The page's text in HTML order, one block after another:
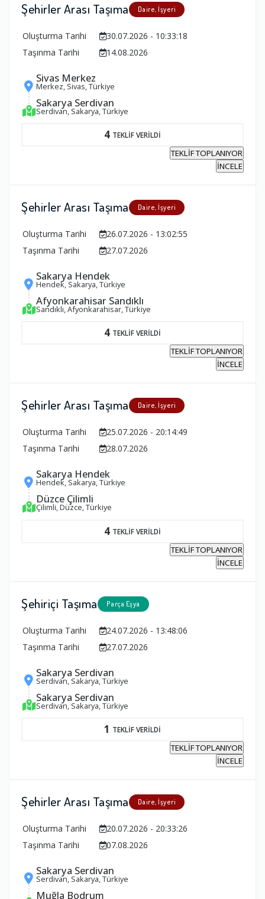
Şehirler Arası Taşıma Daire, İşyeri
Oluşturma Tarihi
30.07.2026 - 10:33:18
Taşınma Tarihi
14.08.2026
Sivas Merkez
Merkez, Sivas, Türkiye
Sakarya Serdivan
Serdivan, Sakarya, Türkiye
4 TEKLİF VERİLDİ
TEKLİF TOPLANIYOR
İNCELE
Şehirler Arası Taşıma Daire, İşyeri
Oluşturma Tarihi
26.07.2026 - 13:02:55
Taşınma Tarihi
27.07.2026
Sakarya Hendek
Hendek, Sakarya, Türkiye
Afyonkarahisar Sandıklı
Sandıklı, Afyonkarahisar, Türkiye
4 TEKLİF VERİLDİ
TEKLİF TOPLANIYOR
İNCELE
Şehirler Arası Taşıma Daire, İşyeri
Oluşturma Tarihi
25.07.2026 - 20:14:49
Taşınma Tarihi
28.07.2026
Sakarya Hendek
Hendek, Sakarya, Türkiye
Düzce Çilimli
Çilimli, Düzce, Türkiye
4 TEKLİF VERİLDİ
TEKLİF TOPLANIYOR
İNCELE
Şehiriçi Taşıma Parça Eşya
Oluşturma Tarihi
24.07.2026 - 13:48:06
Taşınma Tarihi
27.07.2026
Sakarya Serdivan
Serdivan, Sakarya, Türkiye
Sakarya Serdivan
Serdivan, Sakarya, Türkiye
1 TEKLİF VERİLDİ
TEKLİF TOPLANIYOR
İNCELE
Şehirler Arası Taşıma Daire, İşyeri
Oluşturma Tarihi
20.07.2026 - 20:33:26
Taşınma Tarihi
07.08.2026
Sakarya Serdivan
Serdivan, Sakarya, Türkiye
Muğla Bodrum